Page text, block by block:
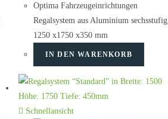
Optima Fahrzeugeinrichtungen
Regalsystem aus Aluminium sechsstufig
1250 x1750 x350 mm
IN DEN WARENKORB
Schnellansicht